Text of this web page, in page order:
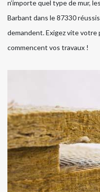
n’importe quel type de mur,
Barbant dans le 87330
demandent. Exigez vite votre
commencent vos travaux !